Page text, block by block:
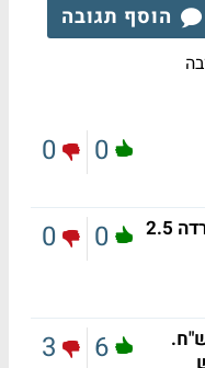
הוסף תגובה
0
0
מדהים שבזק (פלאפון ) ירדה 2.5
0
0
פרטנר שווה 14.3 ש"ח.
6
3